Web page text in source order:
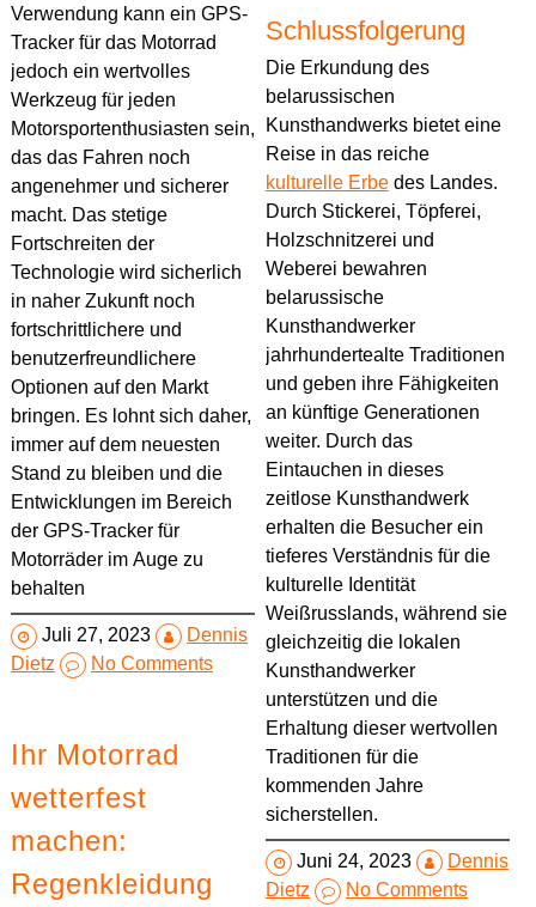
Verwendung kann ein GPS-
Tracker für das Motorrad
jedoch ein wertvolles
Werkzeug für jeden
Motorsportenthusiasten sein,
das das Fahren noch
angenehmer und sicherer
macht. Das stetige
Fortschreiten der
Technologie wird sicherlich
in naher Zukunft noch
fortschrittlichere und
benutzerfreundlichere
Optionen auf den Markt
bringen. Es lohnt sich daher,
immer auf dem neuesten
Stand zu bleiben und die
Entwicklungen im Bereich
der GPS-Tracker für
Motorräder im Auge zu
behalten
Juli 27, 2023
Dennis
Dietz
No Comments
Schlussfolgerung
Die Erkundung des
belarussischen
Kunsthandwerks bietet eine
Reise in das reiche
kulturelle Erbedes Landes.
Durch Stickerei, Töpferei,
Holzschnitzerei und
Weberei bewahren
belarussische
Kunsthandwerker
jahrhundertealte Traditionen
und geben ihre Fähigkeiten
an künftige Generationen
weiter. Durch das
Eintauchen in dieses
zeitlose Kunsthandwerk
erhalten die Besucher ein
tieferes Verständnis für die
kulturelle Identität
Weißrusslands, während sie
gleichzeitig die lokalen
Kunsthandwerker
unterstützen und die
Erhaltung dieser wertvollen
Traditionen für die
kommenden Jahre
sicherstellen.
Juni 24, 2023
Dennis
Dietz
No Comments
Ihr Motorrad
wetterfest
machen:
Regenkleidung